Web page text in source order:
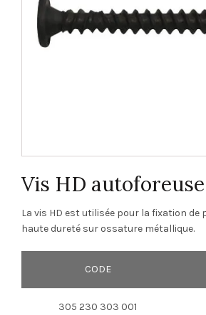
Vis HD autoforeuse
La vis HD est utilisée pour la fixation de
haute dureté sur ossature métallique.
CODE
305 230 303 001